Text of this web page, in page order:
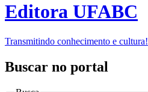
Editora UFABC
Transmitindo conhecimento e cultura!
Buscar no portal